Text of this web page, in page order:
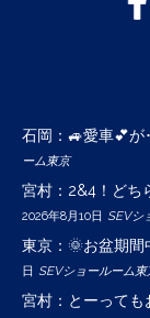
石岡：🚙愛車💕が
ーム東京
宮村：2&4！どち
2026年8月10日 SEVシ
東京：🌞お盆期間
日 SEVショールーム東
宮村：とーっても